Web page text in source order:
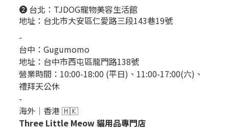
❷ 台北： TJDOG寵物美容生活館
地址：台北市大安區仁愛路三段143巷19號
-
台中： Gugumomo
地址： 台中市西屯區龍門路138號
營業時間：10:00-18:00 (平日)、11:00-17:00(六)、
禮拜天公休
-
海外｜香港 🇭🇰
Three Little Meow 貓用品專門店